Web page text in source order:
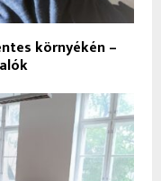
környékén –